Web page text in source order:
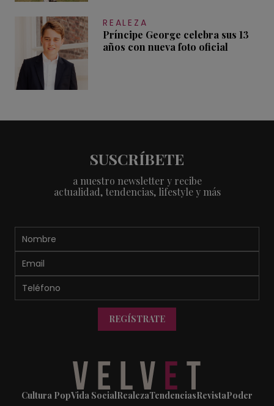
REALEZA
Príncipe George celebra sus 13
años con nueva foto oficial
SUSCRÍBETE
a nuestro newsletter y recibe
actualidad, tendencias, lifestyle y más
REGÍSTRATE
Cultura PopVida SocialRealezaTendenciasRevistaPoder